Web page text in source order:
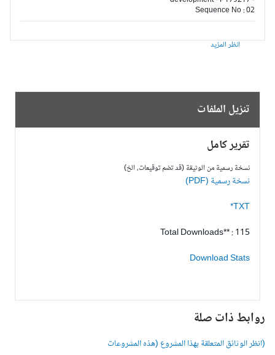
Sequence No : 02
انظر المزيد
تنزيل الملفات
تقرير كامل
نسخة رسمية من الوثيقة (قد تضم توقيعات، الخ)
نسخة رسمية (PDF)
TXT*
Total Downloads** : 115
Download Stats
روابط ذات صلة
(انظر الوثائق المتعلقة بهذا المشروع (هذه المشروعات